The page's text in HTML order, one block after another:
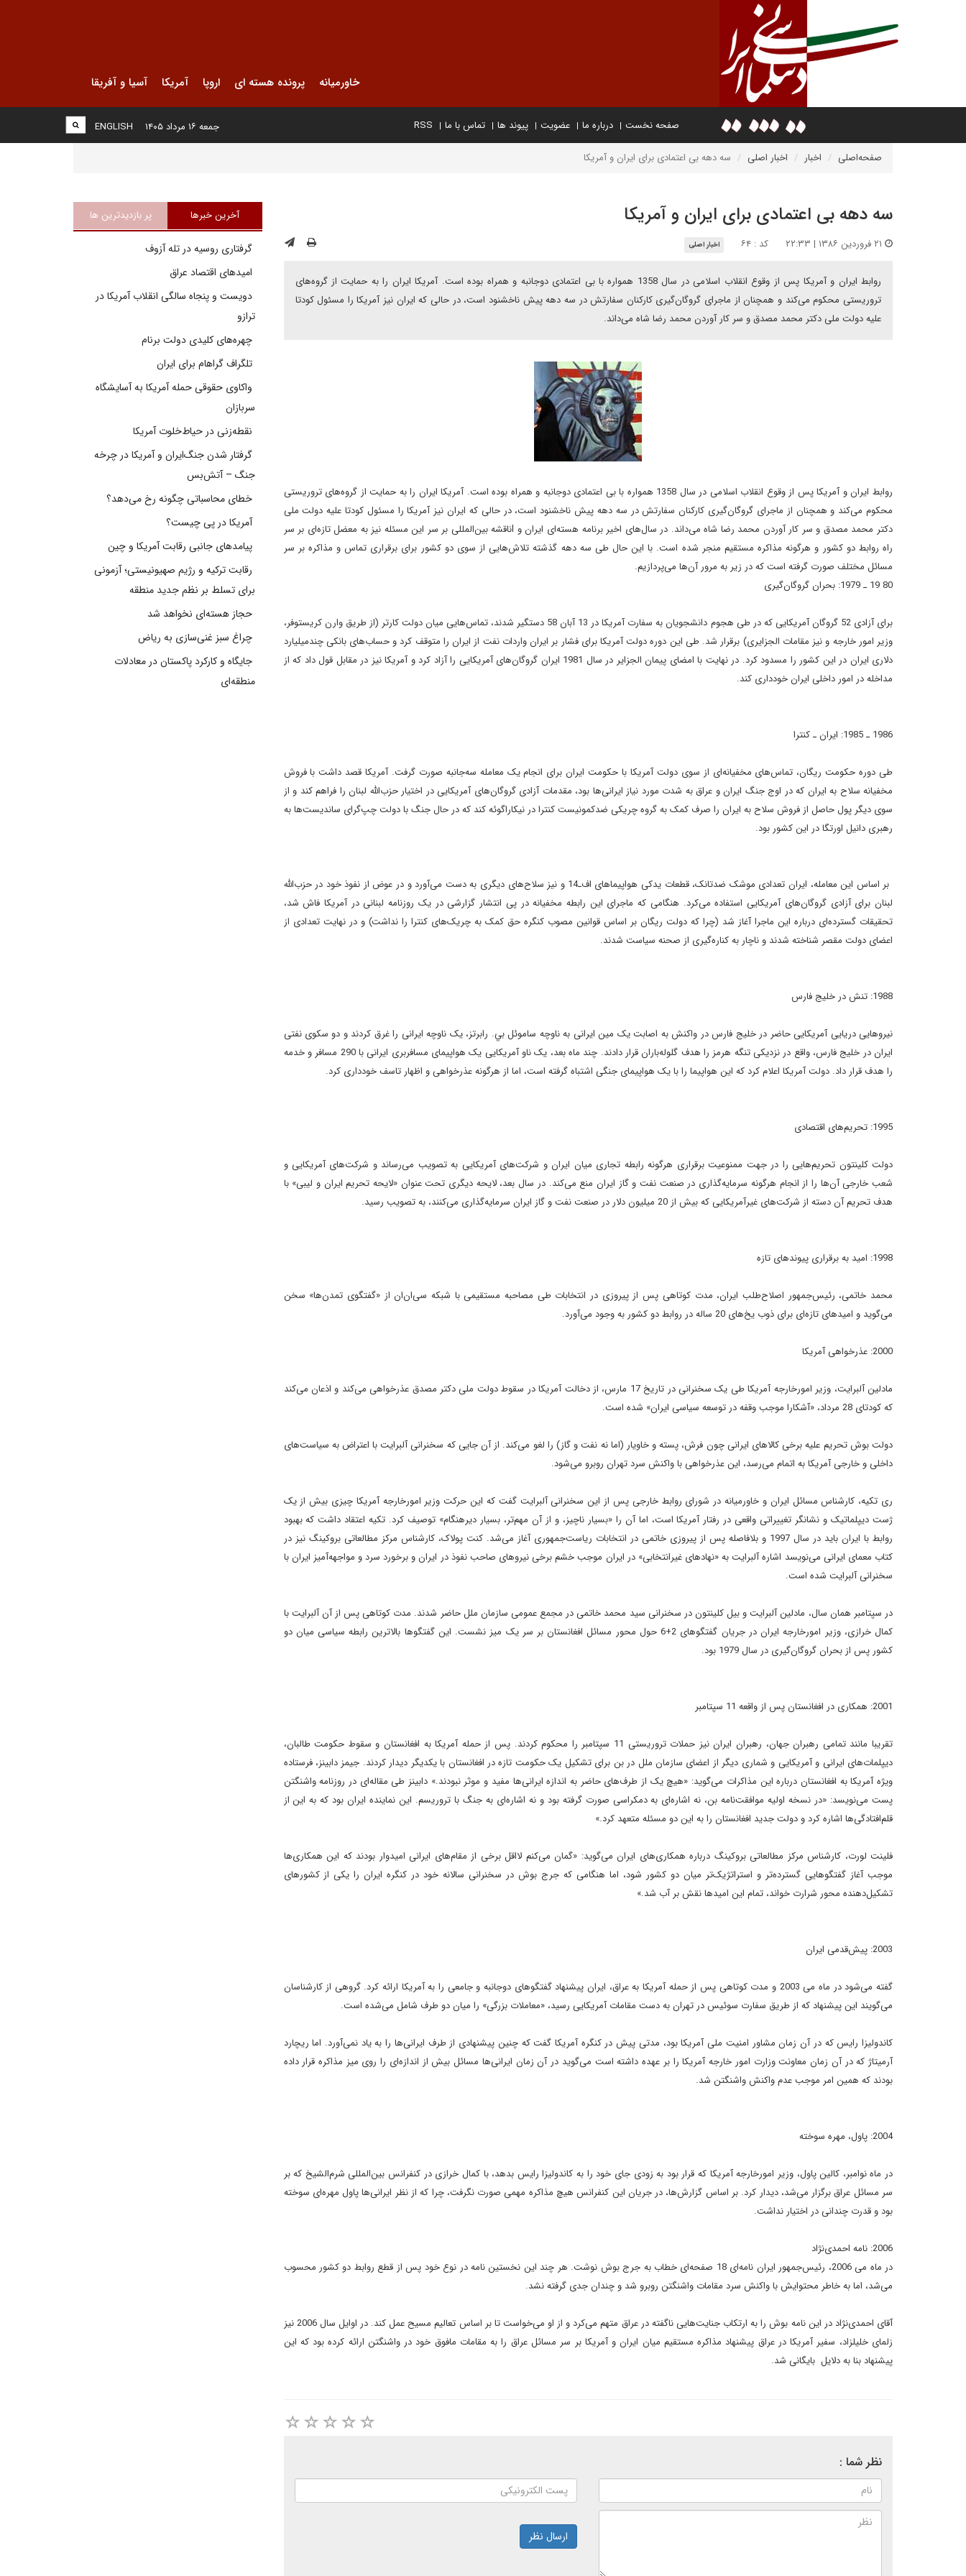
خاورمیانه پرونده هسته ای اروپا آمریکا آسیا و آفریقا
صفحه نخست درباره ما عضویت پیوند ها تماس با ما RSS
ENGLISH جمعه ۱۶ مرداد ۱۴۰۵
صفحه‌اصلی اخبار اخبار اصلی سه دهه بى اعتمادى براى ايران و آمريکا
سه دهه بى اعتمادى براى ايران و آمريکا
کد : ۶۴ اخبار اصلی
روابط ايران و آمريکا پس از وقوع انقلاب اسلامى در سال 1358 همواره با بی اعتمادی دوجانبه و همراه بوده است. آمريکا ايران را به حمايت از گروه‌هاى
تروريستى محکوم مى‌کند و همچنان از ماجراى گروگان‌گيرى کارکنان سفارتش در سه دهه پیش ناخشنود است، در حالى که ايران نيز آمريکا را مسئول کودتا
عليه دولت ملى دکتر محمد مصدق و سر کار آوردن محمد رضا شاه مى‌داند.
روابط ايران و آمريکا پس از وقوع انقلاب اسلامى در سال 1358 همواره با بی اعتمادی دوجانبه و همراه بوده است. آمريکا ايران را به حمايت از گروه‌هاى تروريستى
محکوم مى‌کند و همچنان از ماجراى گروگان‌گيرى کارکنان سفارتش در سه دهه پیش ناخشنود است، در حالى که ايران نيز آمريکا را مسئول کودتا عليه دولت ملى
دکتر محمد مصدق و سر کار آوردن محمد رضا شاه مى‌داند. در سال‌هاى اخير برنامه هسته‌اى ايران و lناقشه بين‌المللى بر سر اين مسئله نيز به معضل تازه‌اى بر سر
راه روابط دو کشور و هرگونه مذاکره مستقيم منجر شده است. با اين حال طى سه دهه گذشته تلاش‌هايى از سوى دو کشور براى برقرارى تماس و مذاکره بر سر
مسائل مختلف صورت گرفته است که در زير به مرور آن‌ها مى‌پردازيم.
8019 ـ 1979: بحران گروگان‌گيرى
براى آزادى 52 گروگان آمريکايى که در طى هجوم دانشجويان به سفارت آمريکا در 13 آبان 58 دستگير شدند، تماس‌هايى ميان دولت کارتر (از طريق وارن کريستوفر،
وزير امور خارجه و نيز مقامات الجزايرى) برقرار شد. طى اين دوره دولت آمريکا براى فشار بر ايران واردات نفت از ايران را متوقف کرد و حساب‌هاى بانکى چندميليارد
دلارى ايران در اين کشور را مسدود کرد. در نهايت با امضاى پيمان الجزاير در سال 1981 ايران گروگان‌هاى آمريکايى را آزاد کرد و آمريکا نيز در مقابل قول داد که از
مداخله در امور داخلى ايران خوددارى کند.
1986 ـ 1985: ايران ـ کنترا
طى دوره حکومت ريگان، تماس‌هاى مخفيانه‌اى از سوى دولت آمريکا با حکومت ايران براى انجام يک معامله سه‌جانبه صورت گرفت. آمريکا قصد داشت با فروش
مخفيانه سلاح به ايران که در اوج جنگ ايران و عراق به شدت مورد نياز ايرانى‌ها بود، مقدمات آزادى گروگان‌هاى آمريکايى در اختيار حزب‌الله لبنان را فراهم کند و از
سوى ديگر پول حاصل از فروش سلاح به ايران را صرف کمک به گروه چريکى ضدکمونيست کنترا در نيکاراگوئه کند که در حال جنگ با دولت چپ‌گراى سانديست‌ها به
رهبرى دانيل اورتگا در اين کشور بود.
بر اساس اين معامله، ايران تعدادى موشک ضدتانک، قطعات يدکى هواپيماهاى اف‌ـ14 و نيز سلاح‌هاى ديگرى به دست مى‌آورد و در عوض از نفوذ خود در حزب‌الله
لبنان براى آزادى گروگان‌هاى آمريکايى استفاده مى‌کرد. هنگامى که ماجراى اين رابطه مخفيانه در پى انتشار گزارشى در يک روزنامه لبنانى در آمريکا فاش شد،
تحقيقات گسترده‌اى درباره اين ماجرا آغاز شد (چرا که دولت ريگان بر اساس قوانين مصوب کنگره حق کمک به چريک‌هاى کنترا را نداشت) و در نهايت تعدادى از
اعضاى دولت مقصر شناخته شدند و ناچار به کناره‌گيرى از صحنه سياست شدند.
1988: تنش در خليج فارس
نيروهايى دريايى آمريکايى حاضر در خليج فارس در واکنش به اصابت يک مين ايرانى به ناوچه ساموئل بي. رابرتز، يک ناوچه ايرانى را غرق کردند و دو سکوى نفتى
ايران در خليج فارس، واقع در نزديکى تنگه هرمز را هدف گلوله‌باران قرار دادند. چند ماه بعد، يک ناو آمريکايى يک هواپيماى مسافربرى ايرانى با 290 مسافر و خدمه
را هدف قرار داد. دولت آمريکا اعلام کرد که اين هواپيما را با يک هواپيماى جنگى اشتباه گرفته است، اما از هرگونه عذرخواهى و اظهار تاسف خوددارى کرد.
1995: تحريم‌هاى اقتصادى
دولت کلينتون تحريم‌هايى را در جهت ممنوعيت برقرارى هرگونه رابطه تجارى ميان ايران و شرکت‌هاى آمريکايى به تصويب مى‌رساند و شرکت‌هاى آمريکايى و
شعب خارجى آن‌ها را از انجام هرگونه سرمايه‌گذارى در صنعت نفت و گاز ايران منع مى‌کند. در سال بعد، لايحه ديگرى تحت عنوان «لايحه تحريم ايران و ليبى» با
هدف تحريم آن دسته از شرکت‌هاى غيرآمريکايى که بيش از 20 ميليون دلار در صنعت نفت و گاز ايران سرمايه‌گذارى مى‌کنند، به تصويب رسيد.
1998: اميد به برقرارى پيوندهاى تازه
محمد خاتمى، رئيس‌جمهور اصلاح‌طلب ايران، مدت کوتاهى پس از پيروزى در انتخابات طى مصاحبه مستقيمى با شبکه سى‌ان‌ان از «گفتگوى تمدن‌ها» سخن
مى‌گويد و اميدهاى تازه‌اى براى ذوب يخ‌هاى 20 ساله در روابط دو کشور به وجود مى‌آورد.
2000: عذرخواهى آمريکا
مادلين آلبرايت، وزير امورخارجه آمريکا طى يک سخنرانى در تاريخ 17 مارس، از دخالت آمريکا در سقوط دولت ملى دکتر مصدق عذرخواهى مى‌کند و اذعان مى‌کند
که کودتاى 28 مرداد، «آشکارا موجب وقفه در توسعه سياسى ايران» شده است.
دولت بوش تحريم عليه برخى کالاهاى ايرانى چون فرش، پسته و خاويار (اما نه نفت و گاز) را لغو مى‌کند. از آن جايى که سخنرانى آلبرايت با اعتراض به سياست‌هاى
داخلى و خارجى آمريکا به اتمام مى‌رسد، اين عذرخواهى با واکنش سرد تهران روبرو مى‌شود.
رى تکيه، کارشناس مسائل ايران و خاورميانه در شوراى روابط خارجىپس از اين سخنرانى آلبرايت گفت که اين حرکت وزير امورخارجه آمريکا چيزى بيش از يک
ژست ديپلماتيک و نشانگر تغييراتى واقعى در رفتار آمريکا است، اما آن را «بسيار ناچيز، و از آن مهم‌تر، بسيار ديرهنگام» توصيف کرد. تکيه اعتقاد داشت که بهبود
روابط با ايران بايد در سال 1997 و بلافاصله پس از پيروزى خاتمى در انتخابات رياست‌جمهورى آغاز مى‌شد. کنت پولاک، کارشناس مرکز مطالعاتى بروکينگ نيز در
کتاب معماى ايرانى مى‌نويسد اشاره آلبرايت به «نهادهاى غيرانتخابى» در ايران موجب خشم برخى نيروهاى صاحب نفوذ در ايران و برخورد سرد و مواجهه‌آميز ايران با
سخنرانى آلبرايت شده است.
در سپتامبر همان سال، مادلين آلبرايت و بيل کلينتون در سخنرانى سيد محمد خاتمى در مجمع عمومى سازمان ملل حاضر شدند. مدت کوتاهى پس از آن آلبرايت با
کمال خرازى، وزير امورخارجه ايران در جريان گفتگوهاى 2+6 حول محور مسائل افغانستان بر سر يک ميز نشست. اين گفتگوها بالاترين رابطه سياسى ميان دو
کشور پس از بحران گروگان‌گيرى در سال 1979 بود.
2001: همکارى در افغانستان پس از واقعه 11 سپتامبر
تقريبا مانند تمامى رهبران جهان، رهبران ايران نيز حملات تروريستى 11 سپتامبر را محکوم کردند. پس از حمله آمريکا به افغانستان و سقوط حکومت طالبان،
ديپلمات‌هاى ايرانى و آمريکايى و شمارى ديگر از اعضاى سازمان ملل در بن براى تشکيل يک حکومت تازه در افغانستان با يکديگر ديدار کردند. جيمز دابينز، فرستاده
ويژه آمريکا به افغانستان درباره اين مذاکرات مى‌گويد: «هيچ يک از طرف‌هاى حاضر به اندازه ايرانى‌ها مفيد و موثر نبودند.» دابينز طى مقاله‌اى در روزنامه واشنگتن
پست مى‌نويسد: «در نسخه اوليه موافقت‌نامه بن، نه اشاره‌اى به دمکراسى صورت گرفته بود و نه اشاره‌اى به جنگ با تروريسم. اين نماينده ايران بود که به اين از
قلم‌افتادگى‌ها اشاره کرد و دولت جديد افغانستان را به اين دو مسئله متعهد کرد.»
فلينت لورت، کارشناس مرکز مطالعاتى بروکينگ درباره همکارى‌هاى ايران مى‌گويد: «گمان مى‌کنم لااقل برخى از مقام‌هاى ايرانى اميدوار بودند که اين همکارى‌ها
موجب آغاز گفتگوهايى گسترده‌تر و استراتژيک‌تر ميان دو کشور شود، اما هنگامى که جرج بوش در سخنرانى سالانه خود در کنگره ايران را يکى از کشورهاى
تشکيل‌دهنده محور شرارت خواند، تمام اين اميدها نقش بر آب شد.»
2003: پيش‌قدمى ايران
گفته مى‌شود در ماه مى 2003 و مدت کوتاهى پس از حمله آمريکا به عراق، ايران پيشنهاد گفتگوهاى دوجانبه و جامعى را به آمريکا ارائه کرد. گروهى از کارشناسان
مى‌گويند اين پيشنهاد که از طريق سفارت سوئيس در تهران به دست مقامات آمريکايى رسيد، «معاملات بزرگى» را ميان دو طرف شامل مى‌شده است.
کاندوليزا رايس که در آن زمان مشاور امنيت ملى آمريکا بود، مدتى پيش در کنگره آمريکا گفت که چنين پيشنهادى از طرف ايرانى‌ها را به ياد نمى‌آورد. اما ريچارد
آرميتاژ که در آن زمان معاونت وزارت امور خارجه آمريکا را بر عهده داشته است مى‌گويد در آن زمان ايرانى‌ها مسائل بيش از اندازه‌اى را روى ميز مذاکره قرار داده
بودند که همين امر موجب عدم واکنش واشنگتن شد.
2004: پاول، مهره سوخته
در ماه نوامبر، کالين پاول، وزير امورخارجه آمريکا که قرار بود به زودى جاى خود را به کاندوليزا رايس بدهد، با کمال خرازى در کنفرانس بين‌المللى شرم‌الشيخ که بر
سر مسائل عراق برگزار مى‌شد، ديدار کرد. بر اساس گزارش‌ها، در جريان اين کنفرانس هيچ مذاکره مهمى صورت نگرفت، چرا که از نظر ايرانى‌ها پاول مهره‌اى سوخته
بود و قدرت چندانى در اختيار نداشت.
2006: نامه احمدى‌نژاد
در ماه مى 2006، رئيس‌جمهور ايران نامه‌اى 18 صفحه‌اى خطاب به جرج بوش نوشت. هر چند اين نخستين نامه در نوع خود پس از قطع روابط دو کشور محسوب
مى‌شد، اما به خاطر محتوايش با واکنش سرد مقامات واشنگتن روبرو شد و چندان جدى گرفته نشد.
آقای احمدى‌نژاد در اين نامه بوش را به ارتکاب جنايت‌هايى ناگفته در عراق متهم مى‌کرد و از او مى‌خواست تا بر اساس تعاليم مسيح عمل کند. در اوايل سال 2006 نيز
زلماى خليلزاد، سفير آمريکا در عراق پيشنهاد مذاکره مستقيم ميان ايران و آمريکا بر سر مسائل عراق را به مقامات مافوق خود در واشنگتن ارائه کرده بود که اين
پيشنهاد بنا به دلايل بايگانى شد.
نظر شما :
ارسال نظر
آخرین خبرها پر بازدیدترین ها
گرفتاری روسیه در تله آزوف
امیدهای اقتصاد عراق
دویست و پنجاه سالگی انقلاب آمریکا در
ترازو
چهره‌های کلیدی دولت برنام
تلگراف گراهام برای ایران
واکاوی حقوقی حمله آمریکا به آسایشگاه
سربازان
نقطه‌زنی در حیاط‌خلوت آمریکا
گرفتار شدن جنگ‌ایران و آمریکا در چرخه
جنگ – آتش‌بس
خطای محاسباتی چگونه رخ می‌دهد؟
آمریکا در پی چیست؟
پیامدهای جانبی رقابت آمریکا و چین
رقابت ترکیه و رژیم صهیونیستی؛ آزمونی
برای تسلط بر نظم جدید منطقه
حجاز هسته‌ای نخواهد شد
چراغ سبز غنی‌سازی به ریاض
جایگاه و کارکرد پاکستان در معادلات
منطقه‌ای